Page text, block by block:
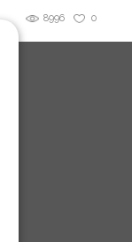
0
8996